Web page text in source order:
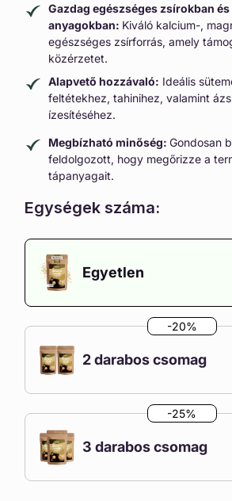
Gazdag egészséges zsírokban
anyagokban: Kiváló kalcium-,
egészséges zsírforrás, amely
közérzetet.
Alapvető hozzávaló: Ideális
feltétekhez, tahinihez, valamint
ízesítéséhez.
Megbízható minőség: Gondosan
feldolgozott, hogy megőrizze a
tápanyagait.
Egységek száma:
Egyetlen
vagy
2 darabos csomag
vagy
-20%
3 darabos csomag
-25%